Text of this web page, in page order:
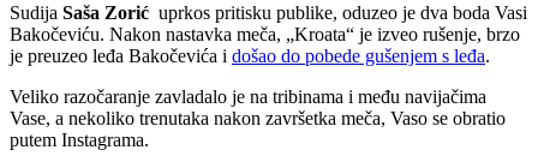
Sudija Saša Zorić uprkos pritisku publike, oduzeo je dva boda Vasi
Bakočeviću. Nakon nastavka meča, „Kroata“ je izveo rušenje, brzo
je preuzeo leđa Bakočevića i došao do pobede gušenjem s leđa.
Veliko razočaranje zavladalo je na tribinama i među navijačima
Vase, a nekoliko trenutaka nakon završetka meča, Vaso se obratio
putem Instagrama.